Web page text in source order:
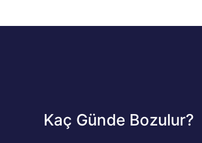
Kaç Günde Bozulur?